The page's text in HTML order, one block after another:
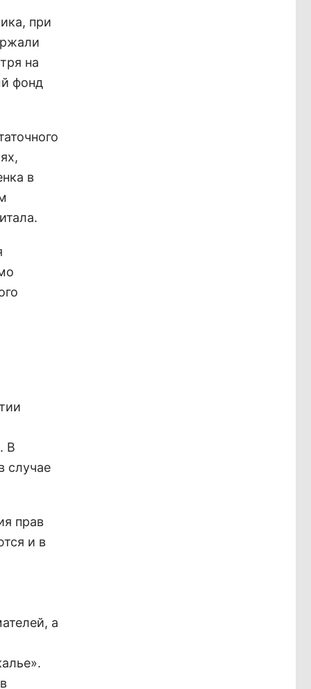
при
на
фонд
в
В
случае
прав
и в
а